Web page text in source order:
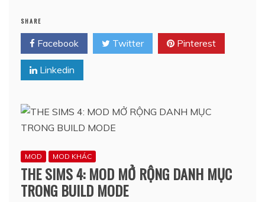
SHARE
Facebook Twitter Pinterest
Linkedin
MOD MOD KHÁC
THE SIMS 4: MOD MỞ RỘNG DANH MỤC
TRONG BUILD MODE